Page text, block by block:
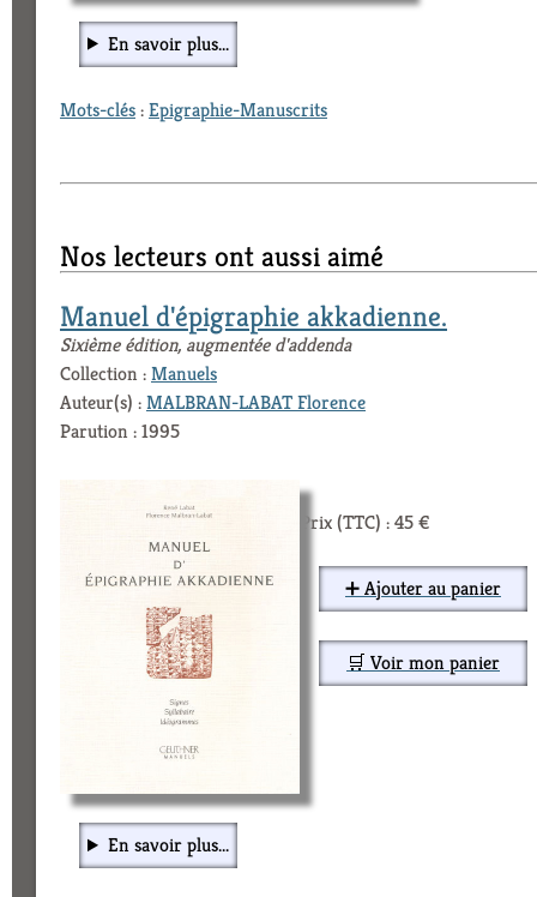
En savoir plus...
Mots-clés:Epigraphie-Manuscrits
Nos lecteurs ont aussi aimé
Manuel d'épigraphie akkadienne.
Sixième édition, augmentée d'addenda
Collection :Manuels
Auteur(s) :MALBRAN-LABAT Florence
Parution : 1995
Prix (TTC) : 45 €
➕ Ajouter au panier
🛒 Voir mon panier
En savoir plus...